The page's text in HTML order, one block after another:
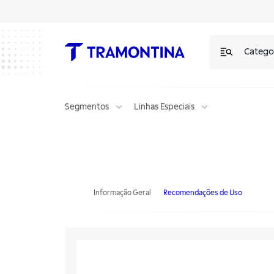
Segmentos Linhas Especiais
Informação Geral Recomendações de Uso